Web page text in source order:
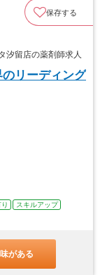
保存する
汐留店の薬剤師求人
リーディング
スキルアップ
がある